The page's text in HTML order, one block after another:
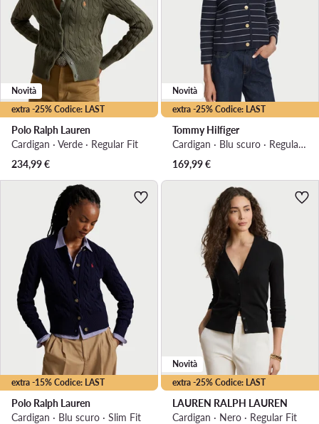
extra -25% Codice: LAST
Novità
Polo Ralph Lauren
Cardigan · Verde · Regular Fit
234,99€
extra -25% Codice: LAST
Novità
Tommy Hilfiger
Cardigan · Blu scuro · Regular Fit
169,99€
extra -15% Codice: LAST
Polo Ralph Lauren
Cardigan · Blu scuro · Slim Fit
extra -25% Codice: LAST
Novità
LAUREN RALPH LAUREN
Cardigan · Nero · Regular Fit